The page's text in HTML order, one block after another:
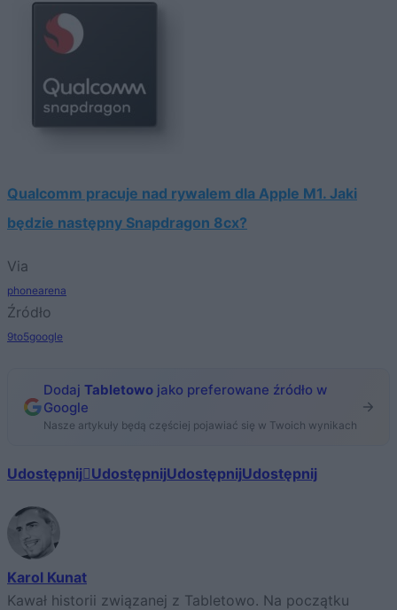
Qualcomm pracuje nad rywalem dla Apple M1. Jaki
będzie następny Snapdragon 8cx?
Via
phonearena
Źródło
9to5google
Dodaj Tabletowo jako preferowane źródło w
Google
Nasze artykuły będą częściej pojawiać się w Twoich wynikach
Udostępnij UdostępnijUdostępnijUdostępnij
Karol Kunat
Kawał historii związanej z Tabletowo. Na początku